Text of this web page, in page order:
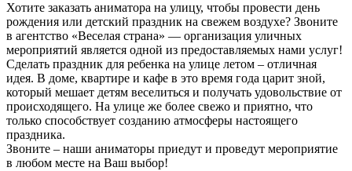
Хотите заказать аниматора на улицу, чтобы провести день
рождения или детский праздник на свежем воздухе? Звоните
в агентство «Веселая страна» — организация уличных
мероприятий является одной из предоставляемых нами услуг!
Сделать праздник для ребенка на улице летом – отличная
идея. В доме, квартире и кафе в это время года царит зной,
который мешает детям веселиться и получать удовольствие от
происходящего. На улице же более свежо и приятно, что
только способствует созданию атмосферы настоящего
праздника.
Звоните – наши аниматоры приедут и проведут мероприятие
в любом месте на Ваш выбор!